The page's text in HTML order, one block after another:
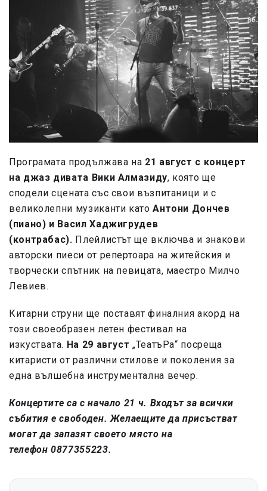
Програмата продължава на 21 август с концерт
на джаз дивата Вики Алмазиду, която ще
сподели сцената със свои възпитаници и с
великолепни музиканти катоАнтони Дончев
(пиано) и Васил Хаджигрудев
(контрабас). Плейлистът ще включва и знакови
авторски пиеси от репертоара на житейския и
творчески спътник на певицата, маестро Милчо
Левиев.
Китарни струни ще поставят финалния акорд на
този своеобразен летен фестивал на
изкуствата. На 29 август „ТеатъРа“ посреща
китаристи от различни стилове и поколения за
една вълшебна инструментална вечер.
Концертите са с начало 21 ч. Входът за всички
събития е свободен. Желаещите да присъстват
могат да запазят своето място на
телефон 0877355223.